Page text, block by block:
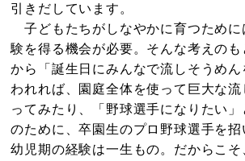
引きだしています。
子どもたちがしなやかに育つために
験を得る機会が必要。そんな考えの
から「誕生日にみんなで流しそうめ
われれば、園庭全体を使って巨大な流
ってみたり、「野球選手になりたい
のために、卒園生のプロ野球選手を
幼児期の経験は一生もの。だからこ